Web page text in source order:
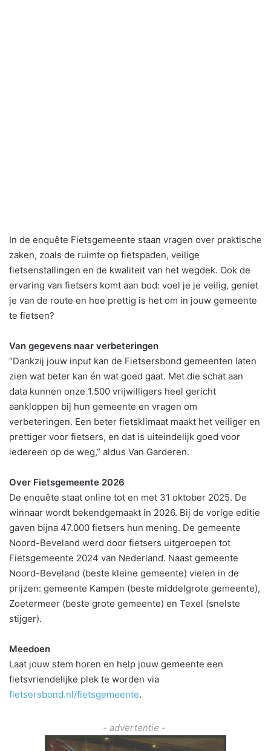
In de enquête Fietsgemeente staan vragen over praktische
zaken, zoals de ruimte op fietspaden, veilige
fietsenstallingen en de kwaliteit van het wegdek. Ook de
ervaring van fietsers komt aan bod: voel je je veilig, geniet
je van de route en hoe prettig is het om in jouw gemeente
te fietsen?
Van gegevens naar verbeteringen
“Dankzij jouw input kan de Fietsersbond gemeenten laten
zien wat beter kan én wat goed gaat. Met die schat aan
data kunnen onze 1.500 vrijwilligers heel gericht
aankloppen bij hun gemeente en vragen om
verbeteringen. Een beter fietsklimaat maakt het veiliger en
prettiger voor fietsers, en dat is uiteindelijk goed voor
iedereen op de weg,” aldus Van Garderen.
Over Fietsgemeente 2026
De enquête staat online tot en met 31 oktober 2025. De
winnaar wordt bekendgemaakt in 2026. Bij de vorige editie
gaven bijna 47.000 fietsers hun mening. De gemeente
Noord-Beveland werd door fietsers uitgeroepen tot
Fietsgemeente 2024 van Nederland. Naast gemeente
Noord-Beveland (beste kleine gemeente) vielen in de
prijzen: gemeente Kampen (beste middelgrote gemeente),
Zoetermeer (beste grote gemeente) en Texel (snelste
stijger).
Meedoen
Laat jouw stem horen en help jouw gemeente een
fietsvriendelijke plek te worden via
fietsersbond.nl/fietsgemeente.
- advertentie -